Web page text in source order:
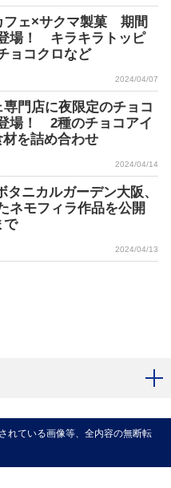
フェ×サクマ製菓 期間
場！ キラキラトッピ
ョコクロなど
2024/04/07
門店に夜限定のチョコ
場！ 2種のチョコアイ
を詰め合わせ
2024/04/14
タニカルガーデン大阪、
ネモフィラ作品を公開
で
2024/04/13
れている画像等、全内容の無断転